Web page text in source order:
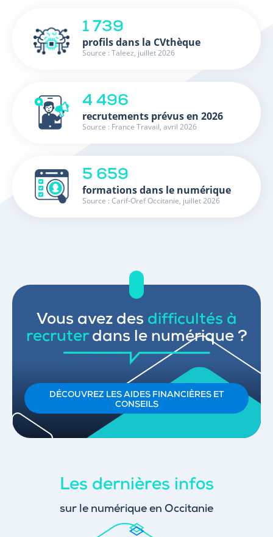
1 739
profils dans la CVthèque
Source : Taleez, juillet 2026
4 496
recrutements prévus en 2026
Source : France Travail, avril 2026
5 659
formations dans le numérique
Source : Carif-Oref Occitanie, juillet 2026
Vous avez des difficultés à
recruterdans le numérique ?
DÉCOUVREZ LES AIDES FINANCIÈRES ET
CONSEILS
Les dernières infos
sur le numérique en Occitanie